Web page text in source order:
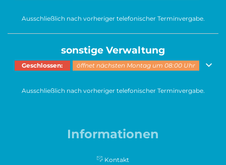
Ausschließlich nach vorheriger telefonischer Terminvergabe.
sonstige Verwaltung
Klicken, um weitere Öffnungs- oder Schließzeiten auszublenden
Geschlossen: öffnet nächsten Montag um 08:00 Uhr
Ausschließlich nach vorheriger telefonischer Terminvergabe.
Informationen
Kontakt